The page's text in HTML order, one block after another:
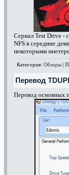
Сериал Test Drive -
NFS в середине
некоторыми
Категория: Обзоры |
Перевод
Перевод основных